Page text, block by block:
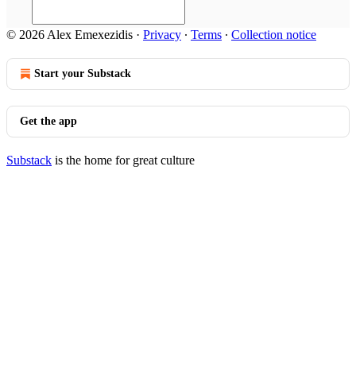
© 2026 Alex Emexezidis · Privacy ∙ Terms ∙ Collection notice
Start your Substack
Get the app
Substack is the home for great culture